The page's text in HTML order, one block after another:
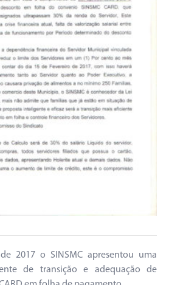
2017 o SINSMC apresentou uma
de transição e adequação de